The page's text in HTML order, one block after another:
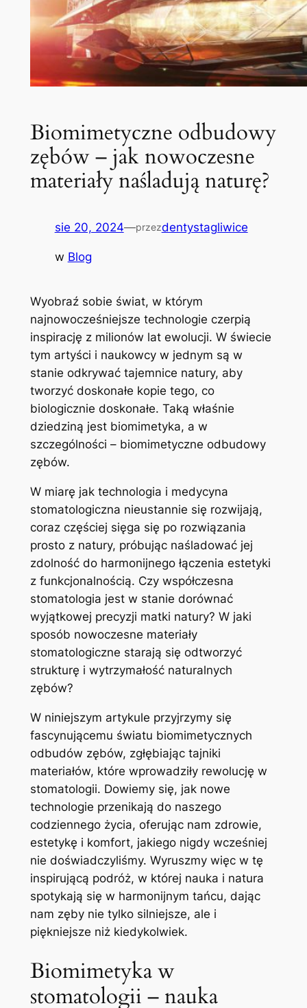
Biomimetyczne odbudowy
zębów – jak nowoczesne
materiały naśladują naturę?
sie 20, 2024—przezdentystagliwice
w Blog
Wyobraź sobie świat, w którym
najnowocześniejsze technologie ‍czerpią
inspirację‌ z milionów lat ​ewolucji.‍ W ⁤świecie
tym artyści i‌ naukowcy w jednym są w
stanie odkrywać tajemnice natury, aby
tworzyć doskonałe kopie‌ tego, co
biologicznie doskonałe. Taką właśnie
dziedziną jest biomimetyka, a ​w
szczególności – biomimetyczne ⁢odbudowy
zębów.
W miarę ‌jak technologia i medycyna
stomatologiczna nieustannie się rozwijają,
coraz ⁣częściej sięga się ‍po rozwiązania
prosto z natury, próbując naśladować jej
zdolność do harmonijnego łączenia ⁢estetyki
z ‌funkcjonalnością. Czy współczesna
stomatologia⁤ jest w stanie dorównać
wyjątkowej precyzji matki natury? ​W jaki
sposób⁢ nowoczesne materiały‍
stomatologiczne starają się odtworzyć
strukturę i⁣ wytrzymałość naturalnych
zębów?
W niniejszym artykule przyjrzymy⁢ się
fascynującemu światu‌ biomimetycznych⁤
odbudów ‍zębów, zgłębiając tajniki
materiałów, które wprowadziły rewolucję ⁢w
stomatologii. Dowiemy się, jak‌ nowe
technologie ⁢przenikają do ⁢naszego
codziennego⁣ życia, oferując‍ nam zdrowie,
estetykę i ⁢komfort, jakiego nigdy⁣ wcześniej
nie doświadczyliśmy. Wyruszmy⁢ więc ‍w tę
inspirującą​ podróż,‌ w której⁣ nauka i natura⁣
spotykają ​się w harmonijnym tańcu, dając
⁢nam ⁤zęby nie tylko‌ silniejsze,⁢ ale ⁢i ​
piękniejsze‌ niż ⁢kiedykolwiek.
Biomimetyka w
stomatologii – nauka